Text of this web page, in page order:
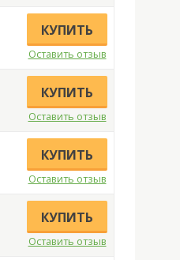
КУПИТЬ
Оставить отзыв
КУПИТЬ
Оставить отзыв
КУПИТЬ
Оставить отзыв
КУПИТЬ
Оставить отзыв